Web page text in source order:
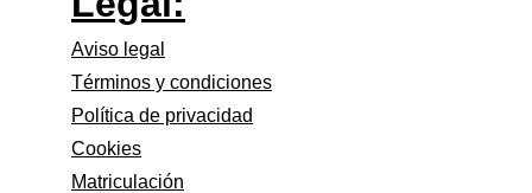
Aviso legal
Términos y condiciones
Política de privacidad
Cookies
Matriculación